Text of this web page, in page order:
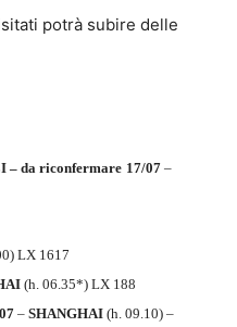
potrà subire delle
– da riconfermare 17/07 –
LX 1617
(h. 06.35*) LX 188
– SHANGHAI (h. 09.10) –